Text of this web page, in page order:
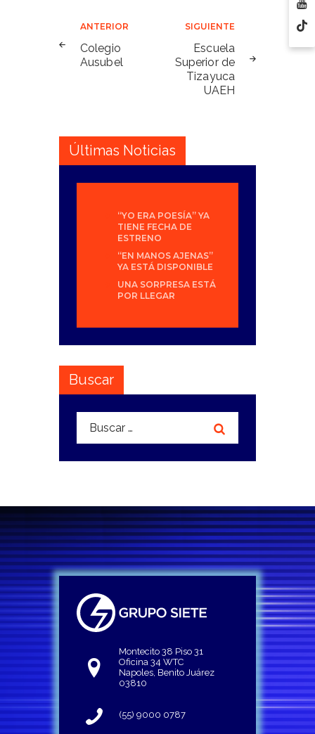
Navegación
de
entradas
ANTERIOR
Colegio
Ausubel
SIGUIENTE
Escuela
Superior de
Tizayuca
UAEH
Últimas Noticias
“YO ERA POESÍA” YA
TIENE FECHA DE
ESTRENO
“EN MANOS AJENAS”
YA ESTÁ DISPONIBLE
UNA SORPRESA ESTÁ
POR LLEGAR
Buscar
Buscar:
Montecito 38 Piso 31
Oficina 34 WTC
Napoles, Benito Juárez
03810
(55) 9000 0787